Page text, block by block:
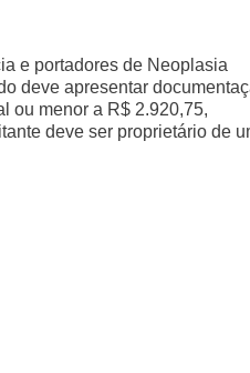
e portadores de Neoplasia
deve apresentar
ou menor a R$ 2.920,75,
deve ser proprietário de